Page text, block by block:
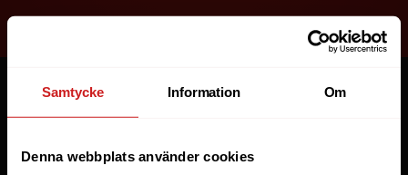
Samtycke Information Om
Denna webbplats använder cookies
Tjänster
Domäner